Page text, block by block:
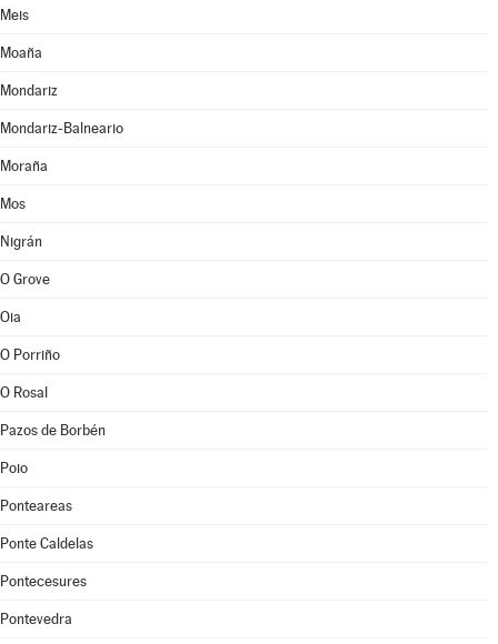
Meis
Moaña
Mondariz
Mondariz-Balneario
Moraña
Mos
Nigrán
O Grove
Oia
O Porriño
O Rosal
Pazos de Borbén
Poio
Ponteareas
Ponte Caldelas
Pontecesures
Pontevedra